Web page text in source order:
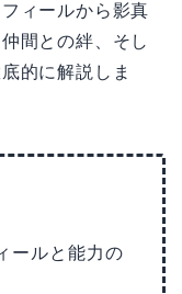
ィールから影真
間との絆、そし
的に解説しま
ールと能力の